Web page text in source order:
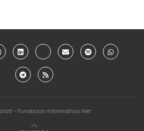
• Fundación Informativos.Net